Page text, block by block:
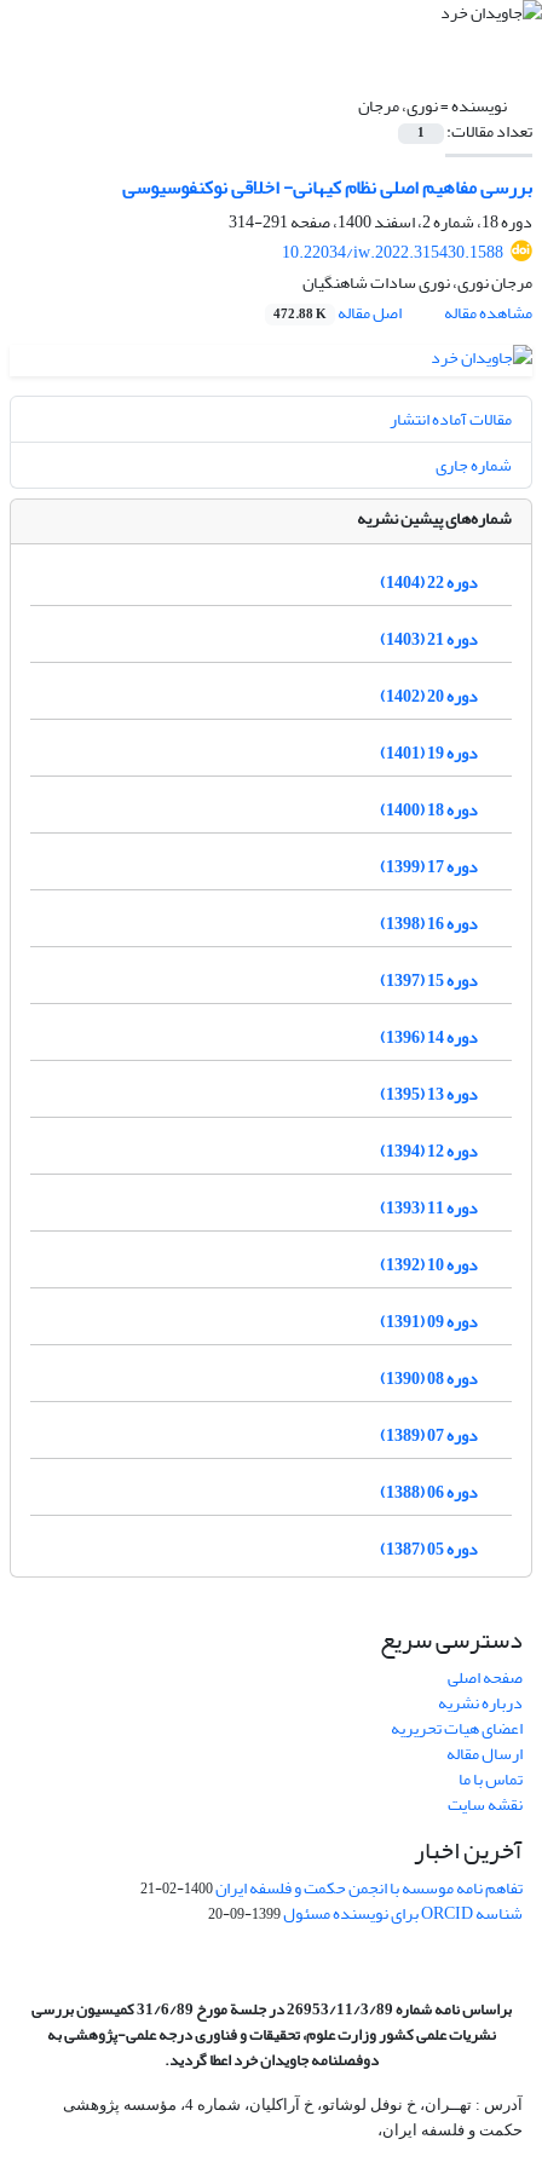
نویسنده =نوری، مرجان
تعداد مقالات: 1
بررسی مفاهیم اصلی نظام کیهانی- اخلاقی نوکنفوسیوسی
دوره 18، شماره 2، اسفند 1400، صفحه
291-314
10.22034/iw.2022.315430.1588
مرجان نوری، نوری سادات شاهنگیان
مشاهده مقاله
اصل مقاله 472.88 K
مقالات آماده انتشار
شماره جاری
شماره‌های پیشین نشریه
دوره 22 (1404)
دوره 21 (1403)
دوره 20 (1402)
دوره 19 (1401)
دوره 18 (1400)
دوره 17 (1399)
دوره 16 (1398)
دوره 15 (1397)
دوره 14 (1396)
دوره 13 (1395)
دوره 12 (1394)
دوره 11 (1393)
دوره 10 (1392)
دوره 09 (1391)
دوره 08 (1390)
دوره 07 (1389)
دوره 06 (1388)
دوره 05 (1387)
دسترسی سریع
صفحه اصلی
درباره نشریه
اعضای هیات تحریریه
ارسال مقاله
تماس با ما
نقشه سایت
آخرین اخبار
تفاهم نامه موسسه با انجمن حکمت و فلسفه ایران1400-02-21
شناسه ORCID برای نویسنده مسئول 1399-09-20
براساس نامه شماره 26953/11/3/89 در جلسة مورخ 31/6/89 کمیسیون
بررسی
نشریات علمی کشور وزارت علوم، تحقیقات و فناوری درجه علمی‌-پژوهشیبه
دوفصلنامه جاویدان خرد اعطا گردید.
آدرس : تهــران، خ نوفل لوشاتو، خ آراکلیان، شماره 4،‌ مؤسسه پژوهشی
حکمت و فلسفه ایران،‌